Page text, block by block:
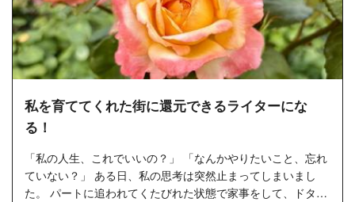
私を育ててくれた街に還元できるライターにな
る！
「私の人生、これでいいの？」 「なんかやりたいこと、忘れ
ていない？」 ある日、私の思考は突然止まってしまいまし
た。 パートに追われてくたびれた状態で家事をして、ドタバ